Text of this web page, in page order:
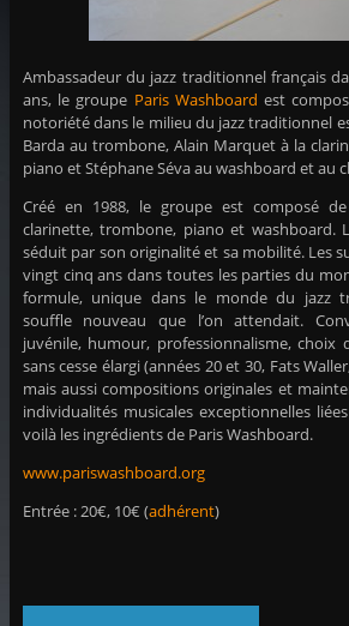
Ambassadeur du jazz traditionnel français
ans, le groupe Paris Washboard est
notoriété dans le milieu du jazz traditionnel
Barda au trombone, Alain Marquet à la
piano et Stéphane Séva au washboard et au
Créé en 1988, le groupe est composé
clarinette, trombone, piano et washboard.
séduit par son originalité et sa mobilité. Les
vingt cinq ans dans toutes les parties du
formule, unique dans le monde du jazz
souffle nouveau que l’on attendait.
juvénile, humour, professionnalisme, choix
sans cesse élargi (années 20 et 30, Fats
mais aussi compositions originales et
individualités musicales exceptionnelles
voilà les ingrédients de Paris Washboard.
www.pariswashboard.org
Entrée : 20€, 10€ (adhérent)